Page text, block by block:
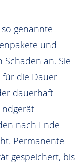
genannte
und
an. Sie
die Dauer
dauerhaft
nach Ende
Permanente
gespeichert, bis